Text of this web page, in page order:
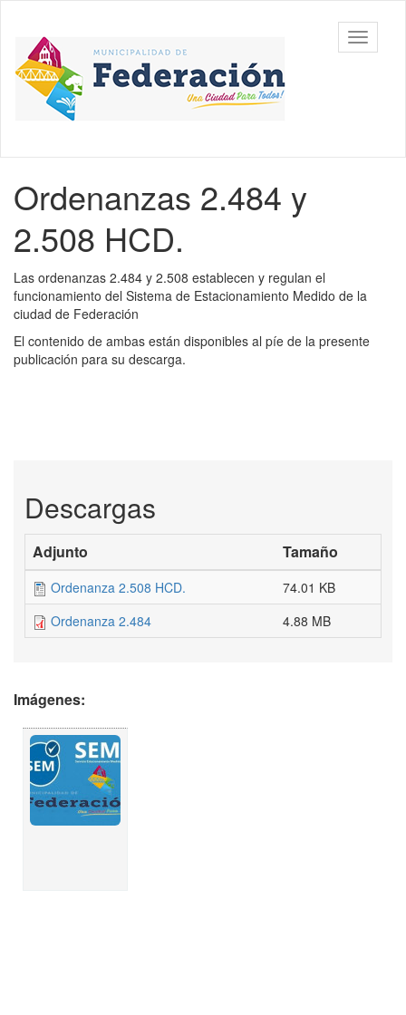
contenido
principal
Municipalidad
de
Federación,
Entre Ríos
barra
Contenido
principal
Ordenanzas 2.484 y
2.508 HCD.
Las ordenanzas 2.484 y 2.508 establecen y regulan el
funcionamiento del Sistema de Estacionamiento Medido de la
ciudad de Federación
El contenido de ambas están disponibles al píe de la presente
publicación para su descarga.
Descargas
Adjunto Tamaño
Ordenanza 2.508 HCD.
74.01 KB
Ordenanza 2.484
4.88 MB
Imágenes: